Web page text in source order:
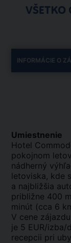
VŠETKO
INFORMÁCIE O
Umiestnenie
Hotel
pokojnom
nádherný
letoviska, kde
a najbližšia
približne 400
minút (cca 6
V cene
je 5 EUR/izba/
recepcii pri